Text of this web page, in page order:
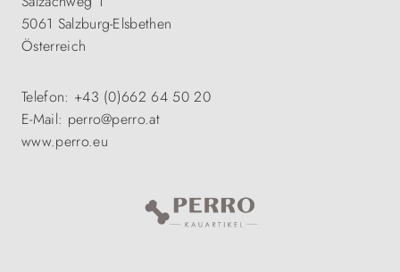
5061 Salzburg-Elsbethen
Österreich
Telefon: +43 (0)662 64 50 20
E-Mail: perro@perro.at
www.perro.eu